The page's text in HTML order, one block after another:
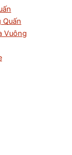
Quấn
Vuông